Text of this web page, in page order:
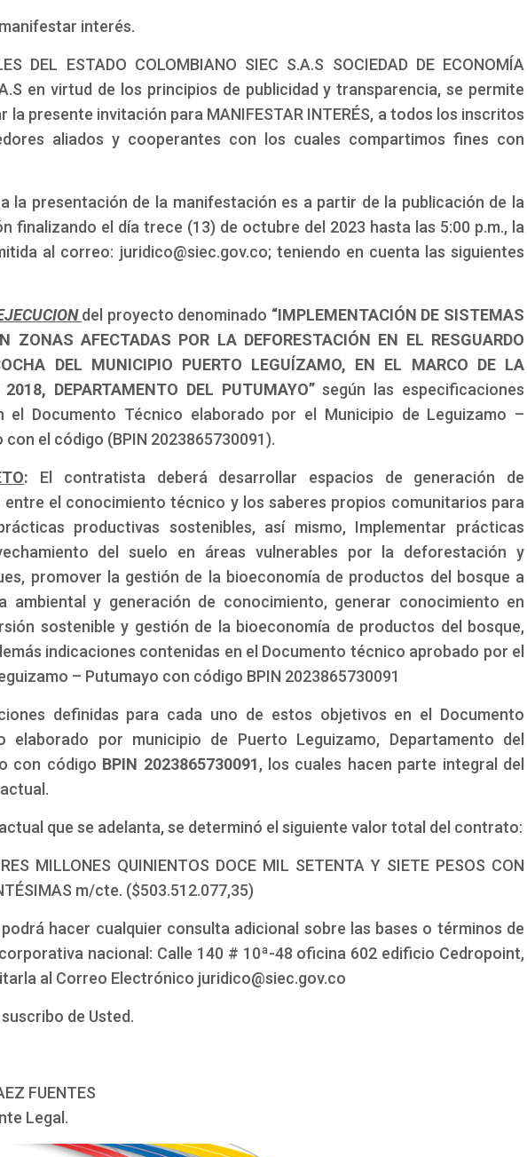
interés.
DEL ESTADO COLOMBIANO SIEC S.A.S SOCIEDAD DE ECONOMÍA
en virtud de los principios de publicidad y transparencia, se permite
la presente invitación para MANIFESTAR INTERÉS, a todos los inscritos
aliados y cooperantes con los cuales compartimos fines con
la presentación de la manifestación es a partir de la publicación de la
finalizando el día trece (13) de octubre del 2023 hasta las 5:00 p.m., la
al correo: juridico@siec.gov.co; teniendo en cuenta las siguientes
del proyecto denominado “IMPLEMENTACIÓN DE SISTEMAS
ZONAS AFECTADAS POR LA DEFORESTACIÓN EN EL RESGUARDO
DEL MUNICIPIO PUERTO LEGUÍZAMO, EN EL MARCO DE LA
DEPARTAMENTO DEL PUTUMAYO”según las especificaciones
el Documento Técnico elaborado por el Municipio de Leguizamo –
el código (BPIN 2023865730091).
: El contratista deberá desarrollar espacios de generación de
el conocimiento técnico y los saberes propios comunitarios para
productivas sostenibles, así mismo, Implementar prácticas
del suelo en áreas vulnerables por la deforestación y
promover la gestión de la bioeconomía de productos del bosque a
ambiental y generación de conocimiento, generar conocimiento en
sostenible y gestión de la bioeconomía de productos del bosque,
indicaciones contenidas en el Documento técnico aprobado por el
– Putumayo con código BPIN 2023865730091
definidas para cada uno de estos objetivos en el Documento
elaborado por municipio de Puerto Leguizamo, Departamento del
con código BPIN 2023865730091, los cuales hacen parte integral del
que se adelanta, se determinó el siguiente valor total del contrato:
MILLONES QUINIENTOS DOCE MIL SETENTA Y SIETE PESOS CON
m/cte. ($503.512.077,35)
hacer cualquier consulta adicional sobre las bases o términos de
nacional: Calle 140 # 10ª-48 oficina 602 edificio Cedropoint,
al Correo Electrónico juridico@siec.gov.co
de Usted.
FUENTES
Legal.